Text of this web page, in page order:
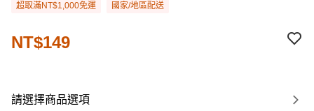
超取滿NT$1,000免運 國家/地區配送
NT$149
請選擇商品選項